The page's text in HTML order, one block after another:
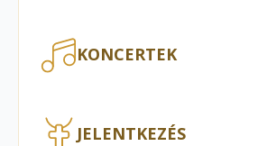
KONCERTEK
JELENTKEZÉS